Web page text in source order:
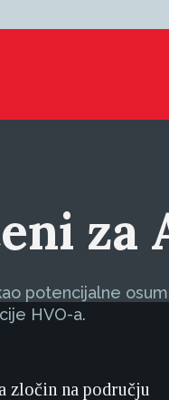
za
potencijalne
HVO-a.
zločin na području